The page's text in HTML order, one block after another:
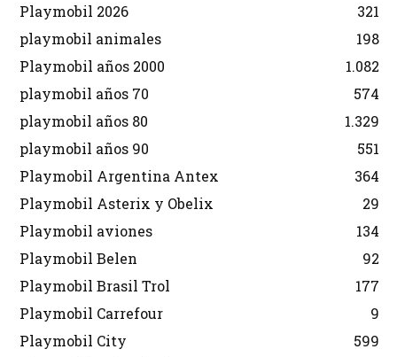
Playmobil 2026
321
playmobil animales
198
Playmobil años 2000
1.082
playmobil años 70
574
playmobil años 80
1.329
playmobil años 90
551
Playmobil Argentina Antex
364
Playmobil Asterix y Obelix
29
Playmobil aviones
134
Playmobil Belen
92
Playmobil Brasil Trol
177
Playmobil Carrefour
9
Playmobil City
599